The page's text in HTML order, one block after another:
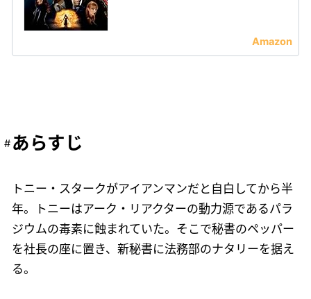
あらすじ
トニー・スタークがアイアンマンだと自白してから半
年。トニーはアーク・リアクターの動力源であるパラ
ジウムの毒素に蝕まれていた。そこで秘書のペッパー
を社長の座に置き、新秘書に法務部のナタリーを据え
る。